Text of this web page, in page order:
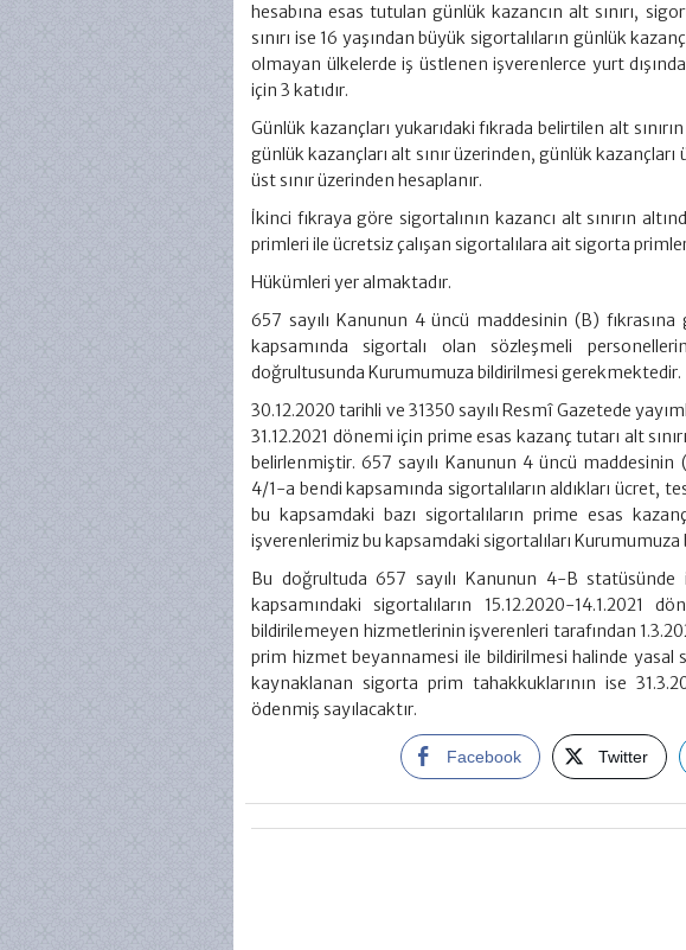
hesabına esas tutulan günlük kazancın alt sınırı,
sınırı ise 16 yaşından büyük sigortalıların günlük
olmayan ülkelerde iş üstlenen işverenlerce yurt
için 3 katıdır.
Günlük kazançları yukarıdaki fıkrada belirtilen alt
günlük kazançları alt sınır üzerinden, günlük
üst sınır üzerinden hesaplanır.
İkinci fıkraya göre sigortalının kazancı alt sınırın
primleri ile ücretsiz çalışan sigortalılara ait sigorta
Hükümleri yer almaktadır.
657 sayılı Kanunun 4 üncü maddesinin (B)
kapsamında sigortalı olan sözleşmeli
doğrultusunda Kurumumuza bildirilmesi gerekmektedir.
30.12.2020 tarihli ve 31350 sayılı Resmî Gazetede
31.12.2021 dönemi için prime esas kazanç tutarı alt
belirlenmiştir. 657 sayılı Kanunun 4 üncü maddesinin
4/1-a bendi kapsamında sigortalıların aldıkları ücret,
bu kapsamdaki bazı sigortalıların prime esas
işverenlerimiz bu kapsamdaki sigortalıları
Bu doğrultuda 657 sayılı Kanunun 4-B
kapsamındaki sigortalıların 15.12.2020-14.1.2021
bildirilemeyen hizmetlerinin işverenleri tarafından
prim hizmet beyannamesi ile bildirilmesi halinde yasal
kaynaklanan sigorta prim tahakkuklarının ise
ödenmiş sayılacaktır.
Facebook Twitter